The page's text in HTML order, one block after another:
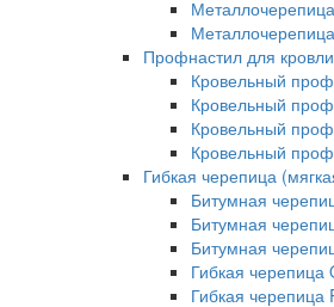
Профнастил для кровли
Кровельный
Кровельный
Кровельный
Кровельный
Гибкая черепица
Битумная
Битумная
Битумная
Гибкая черепица
Гибкая черепица